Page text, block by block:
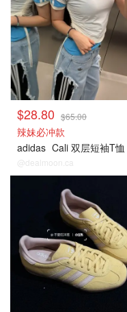
$28.80 $65.00
辣妹必冲款
adidas Cali 双层短袖T恤
@dealmoon.ca